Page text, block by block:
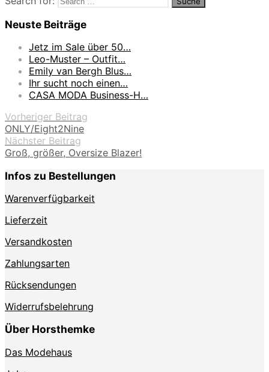
Neuste Beiträge
Jetz im Sale über 50…
Leo-Muster – Outfit…
Emily van Bergh Blus…
Ihr sucht noch einen…
CASA MODA Business-H…
Vorheriger Beitrag
ONLY/Eight2Nine
Nächster Beitrag
Groß, größer, Oversize Blazer!
Infos zu Bestellungen
Warenverfügbarkeit
Lieferzeit
Versandkosten
Zahlungsarten
Rücksendungen
Widerrufsbelehrung
Über Horsthemke
Das Modehaus